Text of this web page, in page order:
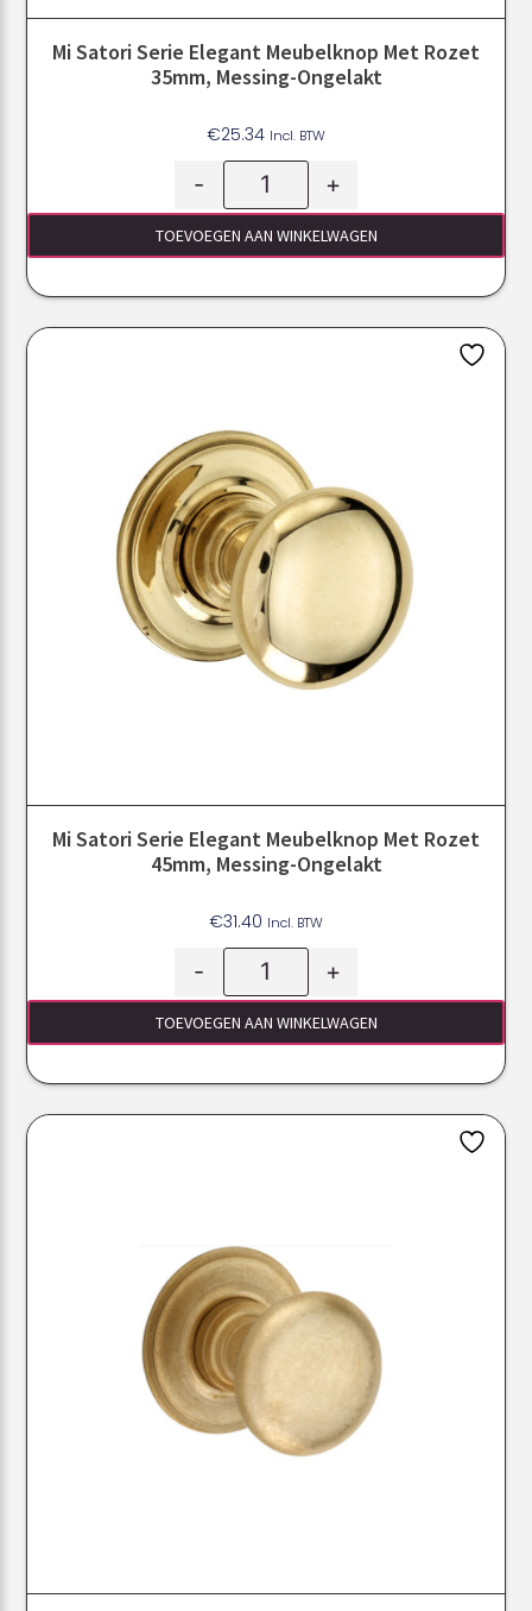
Mi Satori Serie Elegant Meubelknop Met Rozet
35mm, Messing-Ongelakt
€25.34 Incl. BTW
- +
TOEVOEGEN AAN WINKELWAGEN
Mi Satori Serie Elegant Meubelknop Met Rozet
45mm, Messing-Ongelakt
€31.40 Incl. BTW
- +
TOEVOEGEN AAN WINKELWAGEN